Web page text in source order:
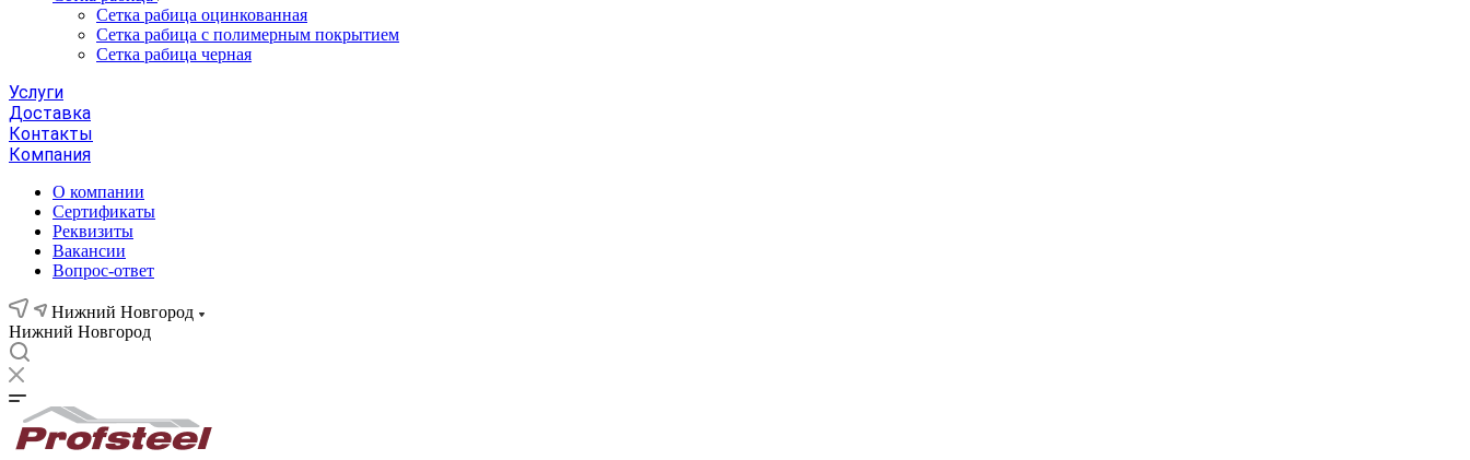
Сетка рабица оцинкованная
Сетка рабица с полимерным покрытием
Сетка рабица черная
Услуги
Доставка
Контакты
Компания
О компании
Сертификаты
Реквизиты
Вакансии
Вопрос-ответ
Нижний Новгород
Нижний Новгород